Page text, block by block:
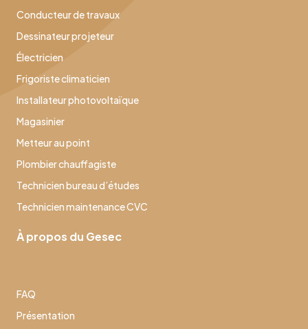
Conducteur de travaux
Dessinateur projeteur
Électricien
Frigoriste climaticien
Installateur photovoltaïque
Magasinier
Metteur au point
Plombier chauffagiste
Technicien bureau d’études
Technicien maintenance CVC
À propos du Gesec
FAQ
Présentation